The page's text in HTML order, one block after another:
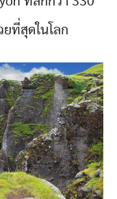
ที่สุดในโลก